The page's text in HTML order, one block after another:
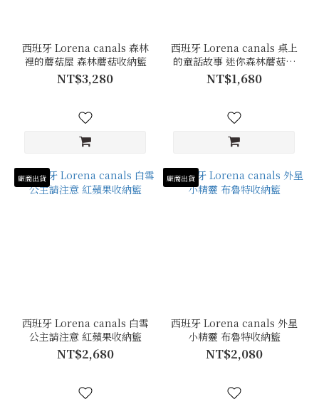
西班牙 Lorena canals 森林
裡的蘑菇屋 森林蘑菇收納籃
NT$3,280
西班牙 Lorena canals 桌上
的童話故事 迷你森林蘑菇收
納籃
NT$1,680
廠商出貨
西班牙 Lorena canals 白雪
公主請注意 紅蘋果收納籃
NT$2,680
廠商出貨
西班牙 Lorena canals 外星
小精靈 布魯特收納籃
NT$2,080